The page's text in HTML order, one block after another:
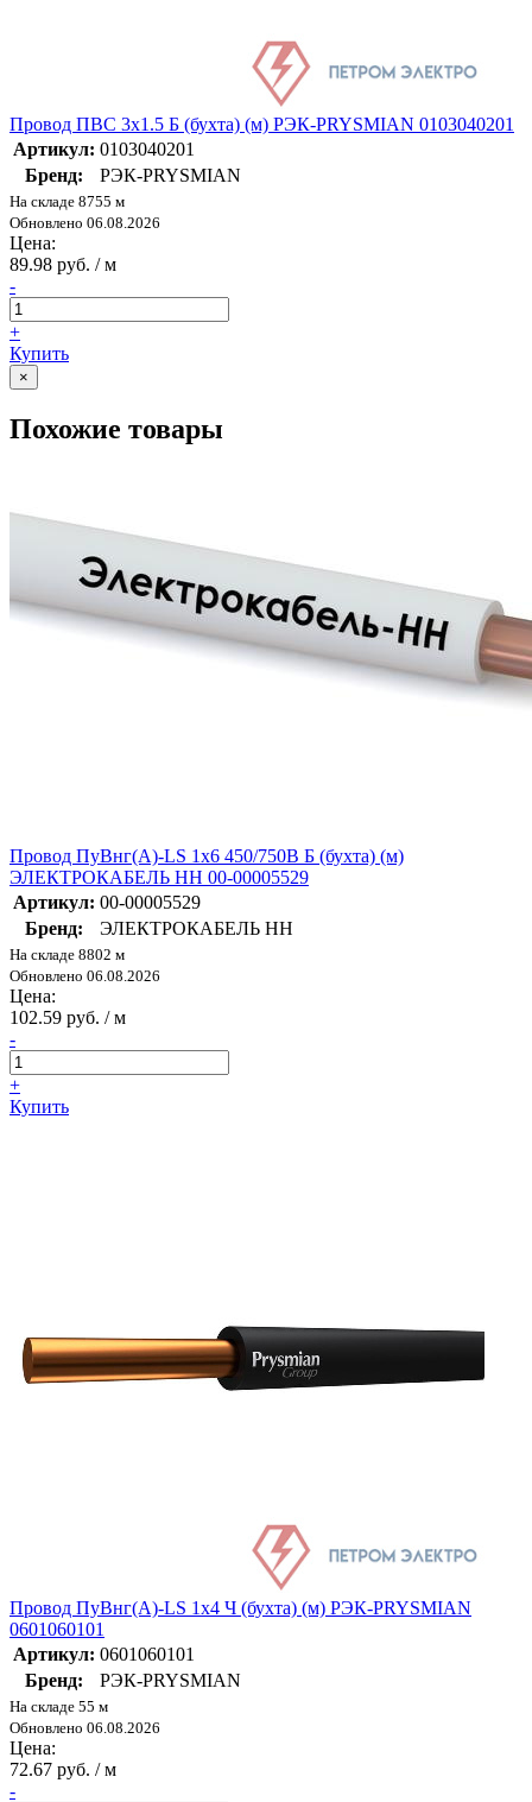
Провод ПВС 3х1.5 Б (бухта) (м) РЭК-PRYSMIAN 0103040201
Артикул: 0103040201
Бренд:
РЭК-PRYSMIAN
На складе 8755 м
Обновлено 06.08.2026
Цена:
89.98 руб. / м
-
+
Купить
×
Похожие товары
Провод ПуВнг(А)-LS 1х6 450/750В Б (бухта) (м)
ЭЛЕКТРОКАБЕЛЬ НН 00-00005529
Артикул: 00-00005529
Бренд:
ЭЛЕКТРОКАБЕЛЬ НН
На складе 8802 м
Обновлено 06.08.2026
Цена:
102.59 руб. / м
-
+
Купить
Провод ПуВнг(А)-LS 1х4 Ч (бухта) (м) РЭК-PRYSMIAN
0601060101
Артикул: 0601060101
Бренд:
РЭК-PRYSMIAN
На складе 55 м
Обновлено 06.08.2026
Цена:
72.67 руб. / м
-